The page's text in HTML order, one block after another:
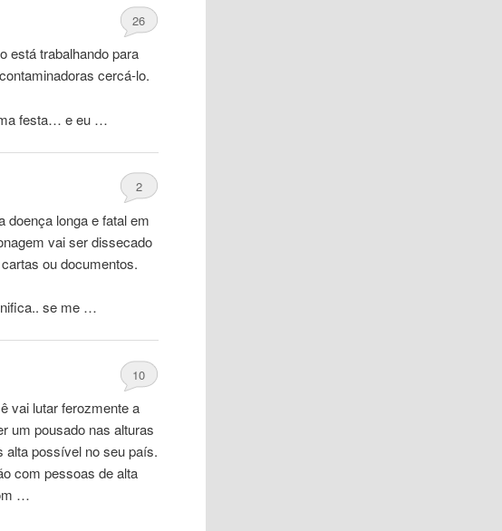
26
está trabalhando para
cercá-lo.
festa… e eu …
2
doença longa e fatal em
vai ser dissecado
ou documentos.
se me …
10
vai lutar ferozmente a
um pousado nas alturas
alta possível no seu país.
com pessoasdealta
…